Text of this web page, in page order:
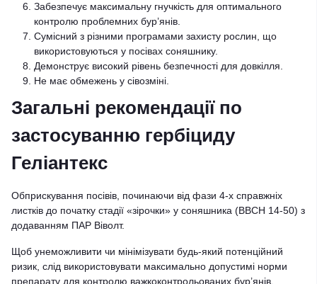
Забезпечує максимальну гнучкість для оптимального
контролю проблемних бур’янів.
Сумісний з різними програмами захисту рослин, що
використовуються у посівах соняшнику.
Демонструє високий рівень безпечності для довкілля.
Не має обмежень у сівозміні.
Загальні рекомендації по
застосуванню гербіциду
Геліантекс
Обприскування посівів, починаючи від фази 4-х справжніх
листків до початку стадії «зірочки» у соняшника (ВВСН 14-50) з
додаванням ПАР Віволт.
Щоб унеможливити чи мінімізувати будь-який потенційний
ризик, слід використовувати максимально допустимі норми
препарату для контролю важкоконтрольованих бур’янів.